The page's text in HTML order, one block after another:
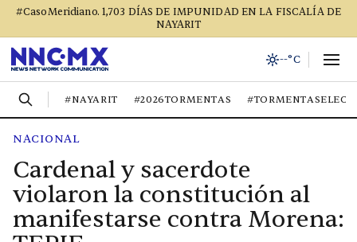
#CasoMeridiano. 1,703 DÍAS DE IMPUNIDAD EN LA FISCALÍA DE
NAYARIT
--°C
#NAYARIT #2026TORMENTAS
NACIONAL
Cardenal y sacerdote
violaron la constitución al
manifestarse contra Morena: